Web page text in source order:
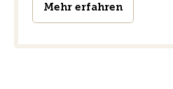
Mehr erfahren